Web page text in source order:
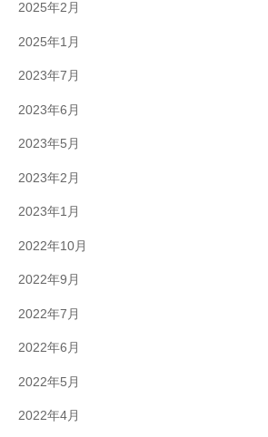
2025年2月
2025年1月
2023年7月
2023年6月
2023年5月
2023年2月
2023年1月
2022年10月
2022年9月
2022年7月
2022年6月
2022年5月
2022年4月